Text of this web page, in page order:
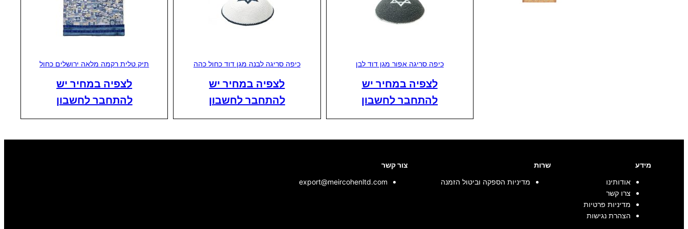
כיפה סריגה אפור מגן דוד לבן
לצפיה במחיר יש
להתחבר לחשבון
כיפה סריגה לבנה מגן דוד כחול כהה
לצפיה במחיר יש
להתחבר לחשבון
תיק טלית רקמה מלאה ירושלים כחול
לצפיה במחיר יש
להתחבר לחשבון
מידע
אודותינו
צרו קשר
מדיניות פרטיות
הצהרת נגישות
שרות
מדיניות הספקה וביטול הזמנה
צור קשר
export@meircohenltd.com